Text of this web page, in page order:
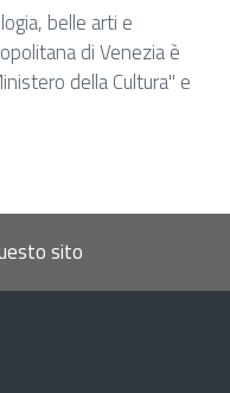
belle arti e
di Venezia è
della Cultura" e
sito